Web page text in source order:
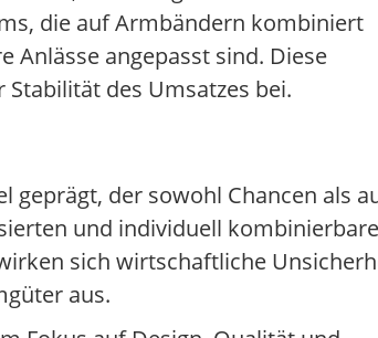
die auf Armbändern kombiniert
Anlässe angepasst sind. Diese
des Umsatzes bei.
geprägt, der sowohl Chancen als
und individuell
sich wirtschaftliche
aus.